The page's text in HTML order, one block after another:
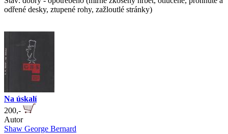
odřené desky, ztupené rohy, zažloutlé stránky)
Na úskalí
200,-
Autor
Shaw George Bernard